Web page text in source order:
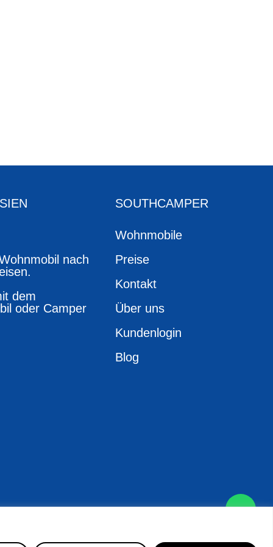
nach
dem
oder Camper
SOUTHCAMPER
Wohnmobile
Preise
Kontakt
Über uns
Kundenlogin
Blog